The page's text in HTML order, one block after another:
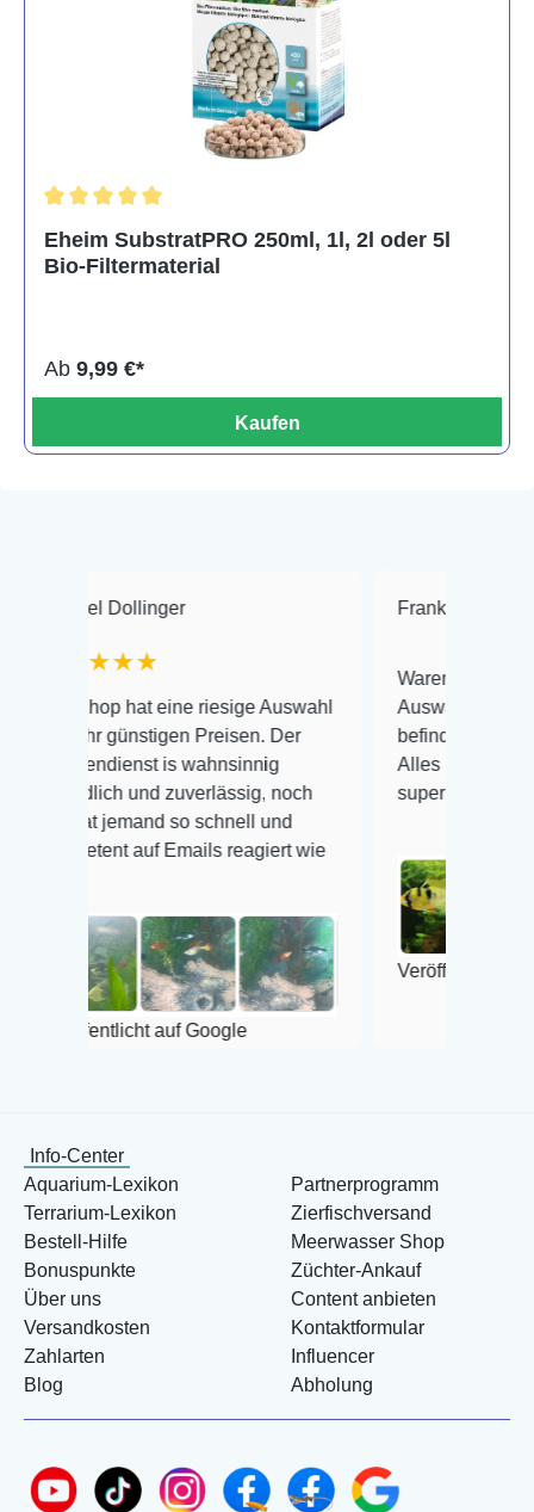
Eheim SubstratPRO 250ml, 1l, 2l oder 5l
Bio-Filtermaterial
Ab 9,99 €*
Kaufen
hat eine riesige Auswahl
Preisen. Der
is wahnsinnig
und zuverlässig, noch
so schnell und
auf Emails reagiert wie
auf Google
Frank Hackmayer
Warenanlieferung Top und
Auswahl plus
befinden der Fische
Alles ist quick lebendig und
super Zustand. Gerne
Veröffentlicht auf Google
Info-Center
Aquarium-Lexikon
Terrarium-Lexikon
Bestell-Hilfe
Bonuspunkte
Über uns
Versandkosten
Zahlarten
Blog
Partnerprogramm
Zierfischversand
Meerwasser Shop
Züchter-Ankauf
Content anbieten
Kontaktformular
Influencer
Abholung